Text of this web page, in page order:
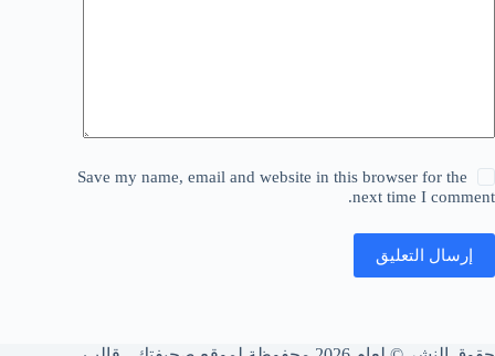
Save my name, email and website in this browser for the
next time I comment.
إرسال التعليق